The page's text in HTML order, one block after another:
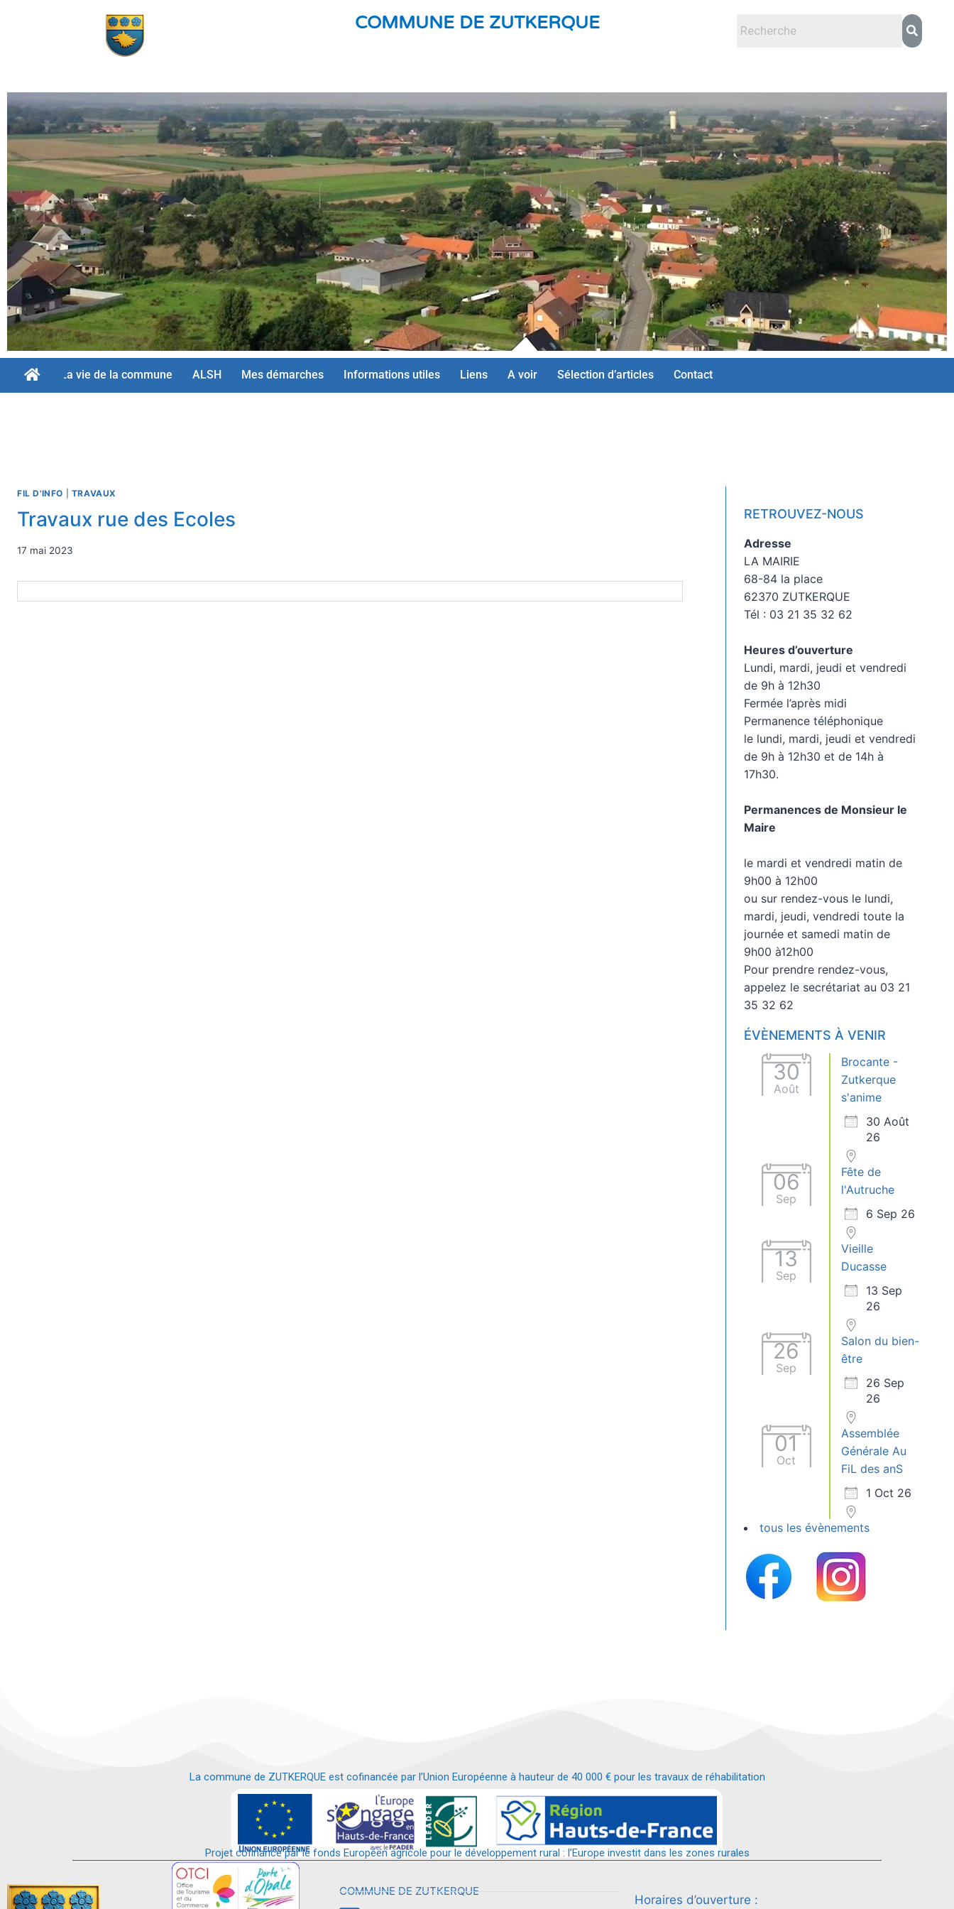
COMMUNE DE ZUTKERQUE
La vie de la commune ALSH Mes démarches Informations utiles Liens A voir Sélection d’articles Contact
FIL D'INFO TRAVAUX
Travaux rue des Ecoles
17 mai 2023
RETROUVEZ-NOUS
Adresse
LA MAIRIE
68-84 la place
62370 ZUTKERQUE
Tél : 03 21 35 32 62
Heures d’ouverture
Lundi, mardi, jeudi et vendredi
de 9h à 12h30
Fermée l’après midi
Permanence téléphonique
le lundi, mardi, jeudi et vendredi
de 9h à 12h30 et de 14h à
17h30.
Permanences de Monsieur le
Maire
le mardi et vendredi matin de
9h00 à 12h00
ou sur rendez-vous le lundi,
mardi, jeudi, vendredi toute la
journée et samedi matin de
9h00 à12h00
Pour prendre rendez-vous,
appelez le secrétariat au 03 21
35 32 62
ÉVÈNEMENTS À VENIR
30
Août
Brocante -
Zutkerque
s'anime
30 Août
26
06
Sep
Fête de
l'Autruche
6 Sep 26
13
Sep
Vieille
Ducasse
13 Sep
26
26
Sep
Salon du bien-
être
26 Sep
26
01
Oct
Assemblée
Générale Au
FiL des anS
1 Oct 26
tous les évènements
La commune de ZUTKERQUE est cofinancée par l’Union Européenne à hauteur de 40 000 € pour les travaux de réhabilitation
et requalification d’un bâtiment en services et commerces de proximité.
Projet cofinancé par le fonds Européen agricole pour le développement rural : l’Europe investit dans les zones rurales
COMMUNE DE ZUTKERQUE
Horaires d’ouverture :